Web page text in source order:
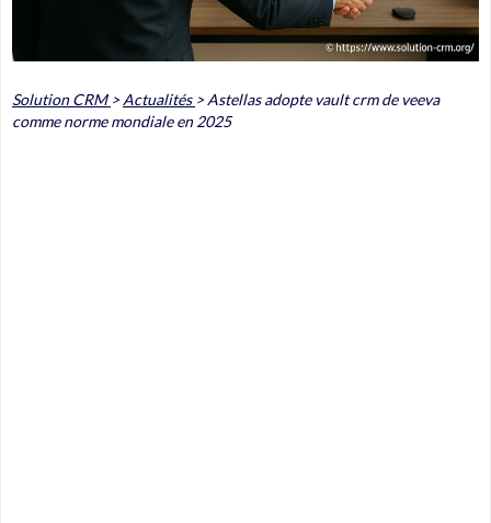
Solution CRM >Actualités >Astellas adopte vault crm de veeva
comme norme mondiale en 2025